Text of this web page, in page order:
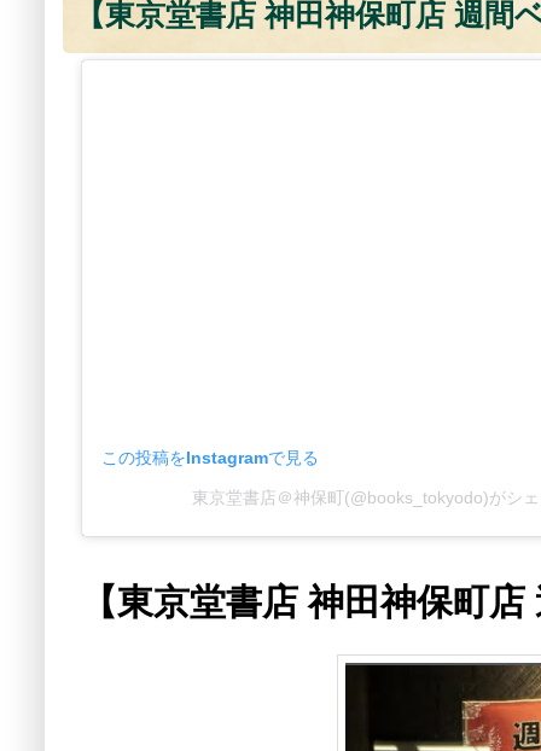
【東京堂書店 神田神保町店 週
この投稿をInstagramで見る
東京堂書店＠神保町(@books_tokyodo)がシ
【東京堂書店 神田神保町